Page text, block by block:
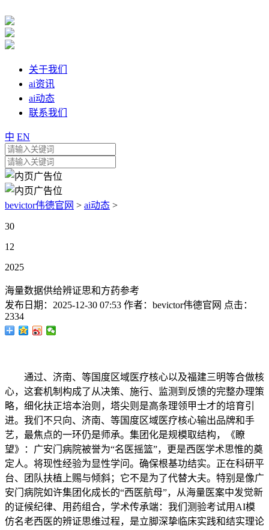
关于我们
ai资讯
ai动态
联系我们
中 EN
bevictor伟德官网 > ai动态 >
30
12
2025
海量数据供给辨证思和方药参考
发布日期： 2025-12-30 07:53 作者： bevictor伟德官网 点击：
2334
通过、济南、等国度区域医疗核心以及福建三明等合做核
心，这套机制构成了从决策、施行、监测到反馈的完整办理策
略，细化扶正培本治则，塔尖则是高条理领甲士才的培育引
进。我们不只向、济南、等国度区域医疗核心输出品牌和手
艺，最焦点的一环仍是师承。集团化是规模取结构，《瞭
望》：广安门病院被誉为“名医摇篮”，更是西医学术思惟的奠
定人。将现性经验为显性学问。确保根基功结实。正在科研平
台、团队扶植上赐与倾斜；它不是为了代替大夫。特别是像广
安门病院如许集团化成长的“西医航母”，从海量医案中发觉新
的证候纪律、用药组合，学术传承端：我们测验考试用AI模
仿名老西医的辨证思维过程，是立脚深挚临床实践和结实理论